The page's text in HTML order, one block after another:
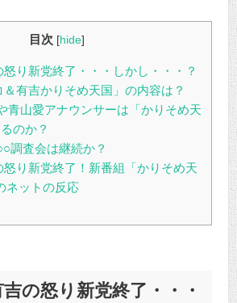
目次 [hide]
り新党終了・・・しかし・・・？
有吉かりそめ天国」の内容は？
青山愛アナウンサーは「かりそめ天
のか？
調査会は継続か？
怒り新党終了！新番組「かりそめ天
ネットの反応
の怒り新党終了・・・